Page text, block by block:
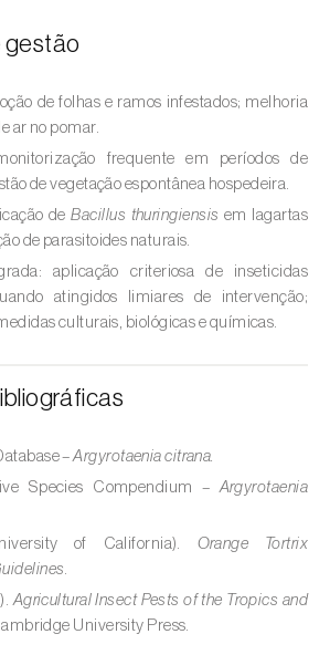
e E. kuroshio
da-cana-de-açúcar
)
( Sesamia nonagrioides
do-pessegueiro ( Anarsia
do-caule-do-arroz (Chilo
elegantalis)
(Cossus cossus)
(Tortrix viridana)
(Philaenus
lybica, Scaphoideus
gestão
de folhas e ramos infestados; melhoria
ar no pomar.
frequente em períodos de
de vegetação espontânea hospedeira.
deBacillus thuringiensis em lagartas
de parasitoides naturais.
aplicação criteriosa de inseticidas
atingidos limiares de intervenção;
culturais, biológicas e químicas.
–Argyrotaenia citrana.
Species Compendium – Argyrotaenia
of California). Orange Tortrix
Agricultural Insect Pests of the Tropics and
University Press.